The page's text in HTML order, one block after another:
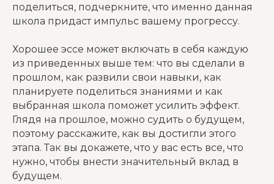
поделиться, подчеркните, что именно данная
школа придаст импульс вашему прогрессу.
Хорошее эссе может включать в себя каждую
из приведенных выше тем: что вы сделали в
прошлом, как развили свои навыки, как
планируете поделиться знаниями и как
выбранная школа поможет усилить эффект.
Глядя на прошлое, можно судить о будущем,
поэтому расскажите, как вы достигли этого
этапа. Так вы докажете, что у вас есть все, что
нужно, чтобы внести значительный вклад в
будущем.